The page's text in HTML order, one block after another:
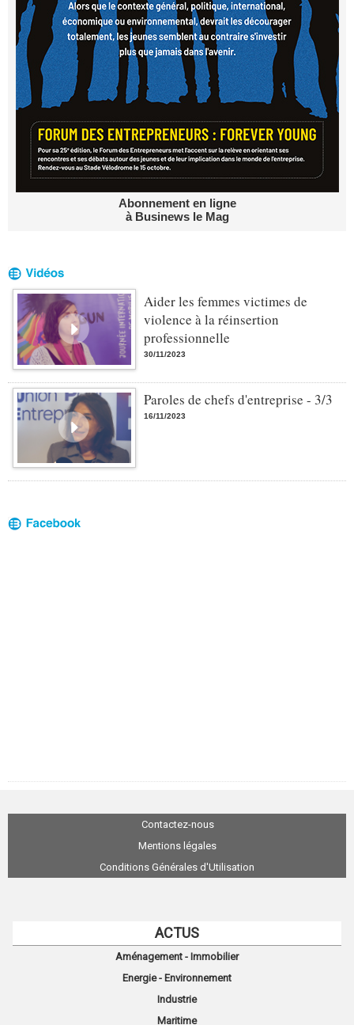
Abonnement en ligne
à Businews le Mag
Aider les femmes victimes de
violence à la réinsertion
professionnelle
30/11/2023
Paroles de chefs d'entreprise - 3/3
16/11/2023
Contactez-nous
Mentions légales
Conditions Générales d'Utilisation
ACTUS
Aménagement - Immobilier
Energie - Environnement
Industrie
Maritime